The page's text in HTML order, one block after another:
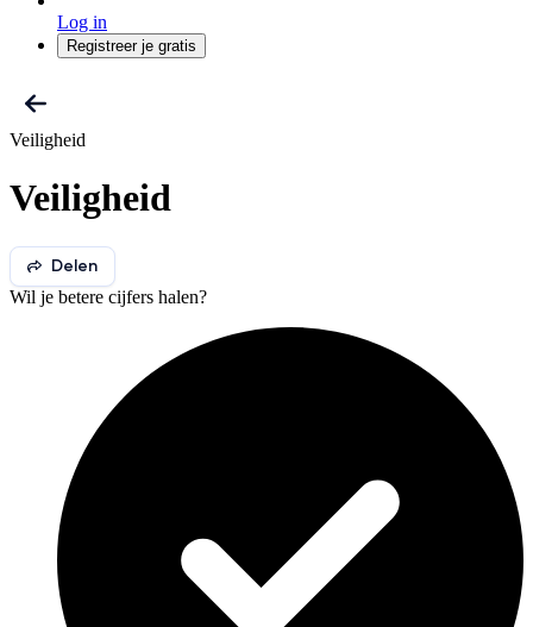
Log in
Registreer je gratis
Veiligheid
Veiligheid
Delen
Wil je betere cijfers halen?